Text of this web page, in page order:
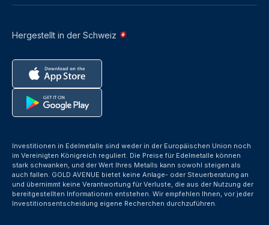
Hergestellt in der Schweiz
Investitionen in Edelmetalle sind weder in der Europäischen Union noch
im Vereinigten Königreich reguliert. Die Preise für Edelmetalle können
stark schwanken, und der Wert Ihres Metalls kann sowohl steigen als
auch fallen. GOLD AVENUE bietet keine Anlage- oder Steuerberatung an
und übernimmt keine Verantwortung für Verluste, die aus der Nutzung der
bereitgestellten Informationen entstehen. Wir empfehlen Ihnen, vor jeder
Investitionsentscheidung eigene Recherchen durchzuführen.